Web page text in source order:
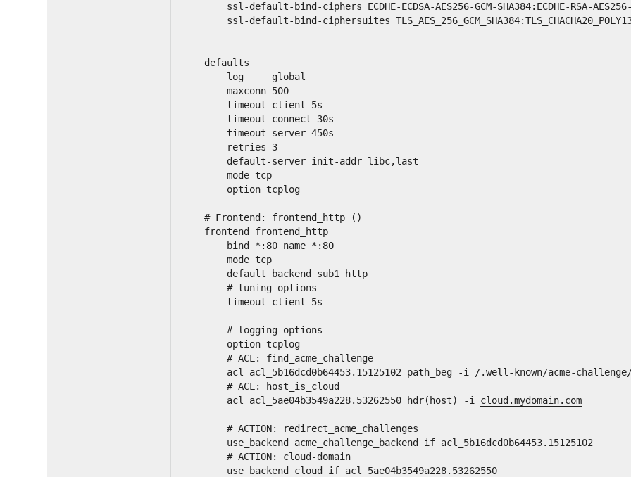
ssl-default-bind-ciphers ECDHE-ECDSA-AES256-GCM-SHA384:ECDHE-RSA-AES256-GCM-
ssl-default-bind-ciphersuites
defaults
log     global
maxconn 500
timeout client 5s
timeout connect 30s
timeout server 450s
retries 3
default-server init-addr libc,last
mode tcp
option tcplog
# Frontend: frontend_http ()
frontend frontend_http
bind *:80 name *:80
mode tcp
default_backend sub1_http
# tuning options
timeout client 5s
# logging options
option tcplog
# ACL: find_acme_challenge
acl acl_5b16dcd0b64453.15125102 path_beg -i /.well-known/acme-
# ACL: host_is_cloud
acl acl_5ae04b3549a228.53262550 hdr(host) -i cloud.mydomain.com
# ACTION: redirect_acme_challenges
use_backend acme_challenge_backend if acl_5b16dcd0b64453.15125102
# ACTION: cloud-domain
use_backend cloud if acl_5ae04b3549a228.53262550